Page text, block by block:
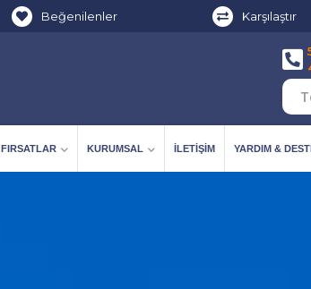
Beğenilenler Karşılaştır
FIRSATLAR KURUMSAL İLETIŞIM YARDIM &